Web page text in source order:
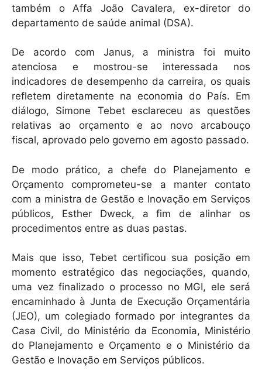
também o Affa João Cavalera, ex-diretor do
departamento de saúde animal (DSA).
De acordo com Janus, a ministra foi muito
atenciosa e mostrou-se interessada nos
indicadores de desempenho da carreira, os quais
refletem diretamente na economia do País. Em
diálogo, Simone Tebet esclareceu as questões
relativas ao orçamento e ao novo arcabouço
fiscal, aprovado pelo governo em agosto passado.
De modo prático, a chefe do Planejamento e
Orçamento comprometeu-se a manter contato
com a ministra de Gestão e Inovação em Serviços
públicos, Esther Dweck, a fim de alinhar os
procedimentos entre as duas pastas.
Mais que isso, Tebet certificou sua posição em
momento estratégico das negociações, quando,
uma vez finalizado o processo no MGI, ele será
encaminhado à Junta de Execução Orçamentária
(JEO), um colegiado formado por integrantes da
Casa Civil, do Ministério da Economia, Ministério
do Planejamento e Orçamento e o Ministério da
Gestão e Inovação em Serviços públicos.